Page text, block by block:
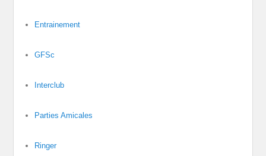
Entrainement
GFSc
Interclub
Parties Amicales
Ringer